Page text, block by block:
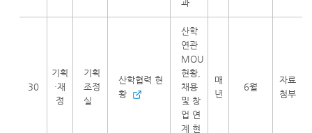
과
30
기획
·재
정
기획
조정
실
산학협력 현
황
산학
연관
MOU
현황,
채용
및 창
업 연
계 현
매
년
6월
자료
첨부